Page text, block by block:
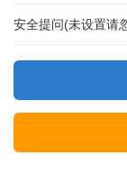
安全提问(未设置请